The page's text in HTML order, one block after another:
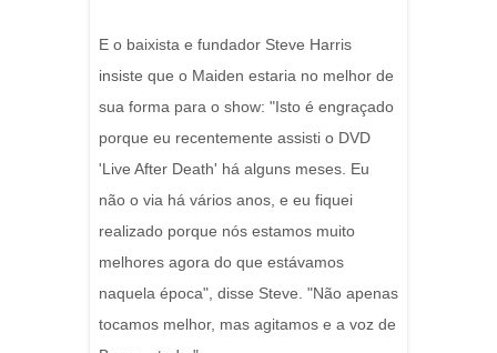
E o baixista e fundador Steve Harris
insiste que o Maiden estaria no melhor de
sua forma para o show: "Isto é engraçado
porque eu recentemente assisti o DVD
'Live After Death' há alguns meses. Eu
não o via há vários anos, e eu fiquei
realizado porque nós estamos muito
melhores agora do que estávamos
naquela época", disse Steve. "Não apenas
tocamos melhor, mas agitamos e a voz de